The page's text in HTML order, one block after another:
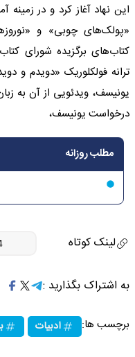
این نهاد آغاز کرد و در
«پولک‌های چوبی» و
کتاب‌های برگزیده شورای
ترانه فولکلوریک «دویدم و
درخواست یونیسف،
مطلب روزانه
لینک کوتاه
به اشتراک بگذارید :
برچسب ها: ادبیات